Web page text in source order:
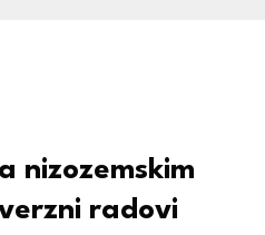
nizozemskim
radovi